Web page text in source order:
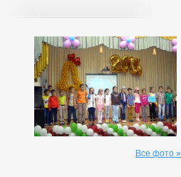
Все фото »